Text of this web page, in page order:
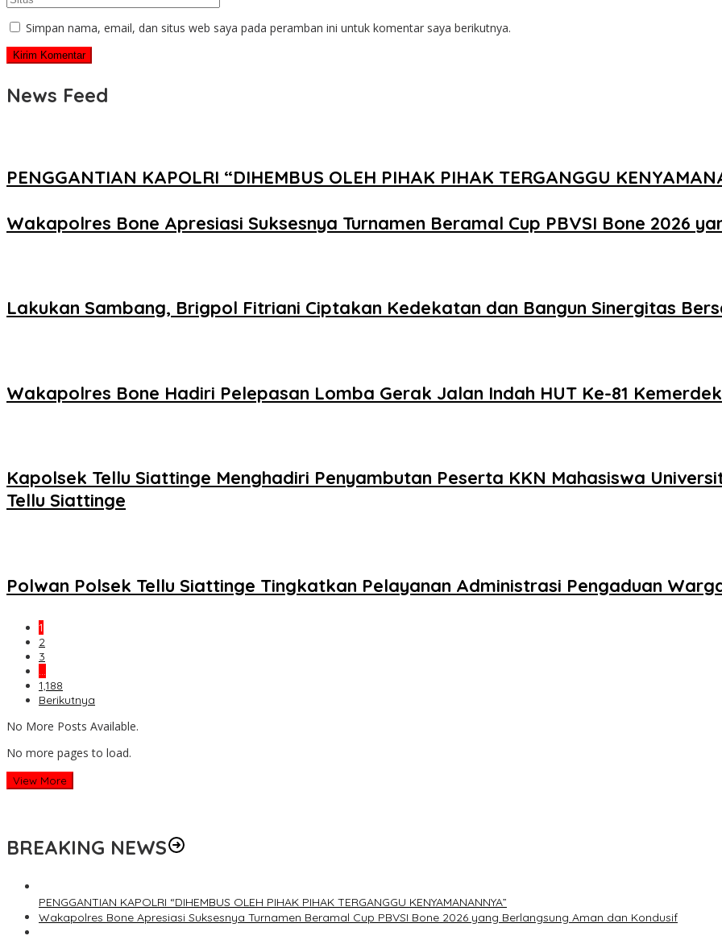
Simpan nama, email, dan situs web saya pada peramban ini untuk komentar saya berikutnya.
News Feed
PENGGANTIAN KAPOLRI “DIHEMBUS OLEH PIHAK PIHAK TERGANGGU
Wakapolres Bone Apresiasi Suksesnya Turnamen Beramal Cup PBVSI Bone 2026
Lakukan Sambang, Brigpol Fitriani Ciptakan Kedekatan dan Bangun Sinergitas
Wakapolres Bone Hadiri Pelepasan Lomba Gerak Jalan Indah HUT Ke-81
Kapolsek Tellu Siattinge Menghadiri Penyambutan Peserta KKN Mahasiswa
Tellu Siattinge
Polwan Polsek Tellu Siattinge Tingkatkan Pelayanan Administrasi Pengaduan
1
2
3
…
1,188
Berikutnya
No More Posts Available.
No more pages to load.
View More
BREAKING NEWS
PENGGANTIAN KAPOLRI “DIHEMBUS OLEH PIHAK PIHAK TERGANGGU KENYAMANANNYA”
Wakapolres Bone Apresiasi Suksesnya Turnamen Beramal Cup PBVSI Bone 2026 yang Berlangsung Aman dan Kondusif